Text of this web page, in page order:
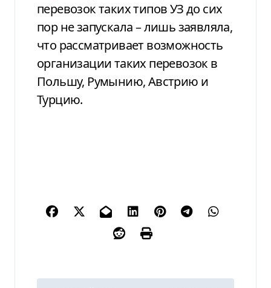
перевозок таких типов УЗ до сих
пор не запускала – лишь заявляла,
что рассматривает возможность
организации таких перевозок в
Польшу, Румынию, Австрию и
Турцию.